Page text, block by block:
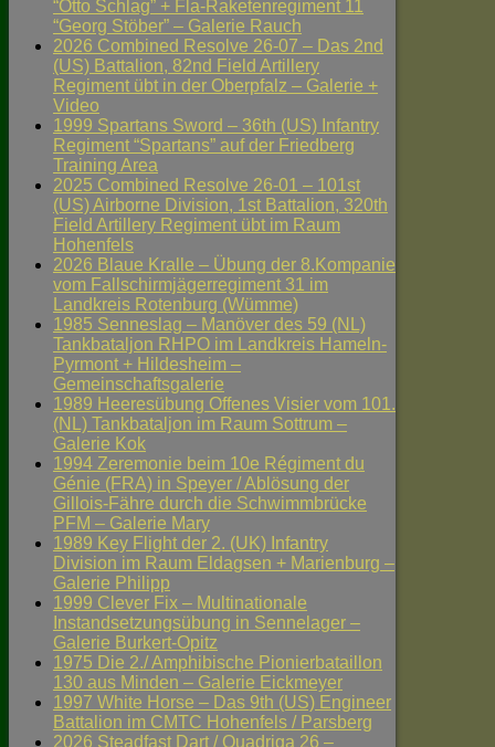
“Otto Schlag” + Fla-Raketenregiment 11
“Georg Stöber” – Galerie Rauch
2026 Combined Resolve 26-07 – Das 2nd
(US) Battalion, 82nd Field Artillery
Regiment übt in der Oberpfalz – Galerie +
Video
1999 Spartans Sword – 36th (US) Infantry
Regiment “Spartans” auf der Friedberg
Training Area
2025 Combined Resolve 26-01 – 101st
(US) Airborne Division, 1st Battalion, 320th
Field Artillery Regiment übt im Raum
Hohenfels
2026 Blaue Kralle – Übung der 8.Kompanie
vom Fallschirmjägerregiment 31 im
Landkreis Rotenburg (Wümme)
1985 Senneslag – Manöver des 59 (NL)
Tankbataljon RHPO im Landkreis Hameln-
Pyrmont + Hildesheim –
Gemeinschaftsgalerie
1989 Heeresübung Offenes Visier vom 101.
(NL) Tankbataljon im Raum Sottrum –
Galerie Kok
1994 Zeremonie beim 10e Régiment du
Génie (FRA) in Speyer / Ablösung der
Gillois-Fähre durch die Schwimmbrücke
PFM – Galerie Mary
1989 Key Flight der 2. (UK) Infantry
Division im Raum Eldagsen + Marienburg –
Galerie Philipp
1999 Clever Fix – Multinationale
Instandsetzungsübung in Sennelager –
Galerie Burkert-Opitz
1975 Die 2./ Amphibische Pionierbataillon
130 aus Minden – Galerie Eickmeyer
1997 White Horse – Das 9th (US) Engineer
Battalion im CMTC Hohenfels / Parsberg
2026 Steadfast Dart / Quadriga 26 –